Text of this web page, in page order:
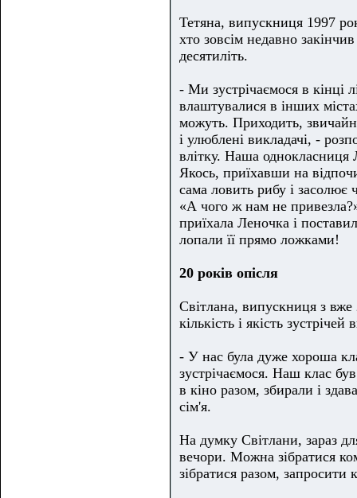
Тетяна, випускниця 1997
хто зовсім недавно
десятиліть.
- Ми зустрічаємося в кінці
влаштувалися в інших
можуть. Приходить,
і улюблені викладачі, -
влітку. Наша однокласниця
Якось, приїхавши на
сама ловить рибу і засолює
«А чого ж нам не
приїхала Леночка і
лопали її прямо ложками!
20 років опісля
Світлана, випускниця з
кількість і якість
- У нас була дуже хороша
зустрічаємося. Наш клас
в кіно разом, збирали і
сім'я.
На думку Світлани, зараз
вечори. Можна зібратися
зібратися разом, запросити